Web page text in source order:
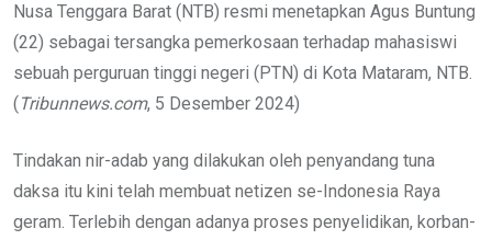
Nusa Tenggara Barat (NTB) resmi menetapkan Agus Buntung
(22) sebagai tersangka pemerkosaan terhadap mahasiswi
sebuah perguruan tinggi negeri (PTN) di Kota Mataram, NTB.
( Tribunnews.com, 5 Desember 2024)
Tindakan nir-adab yang dilakukan oleh penyandang tuna
daksa itu kini telah membuat netizen se-Indonesia Raya
geram. Terlebih dengan adanya proses penyelidikan, korban-